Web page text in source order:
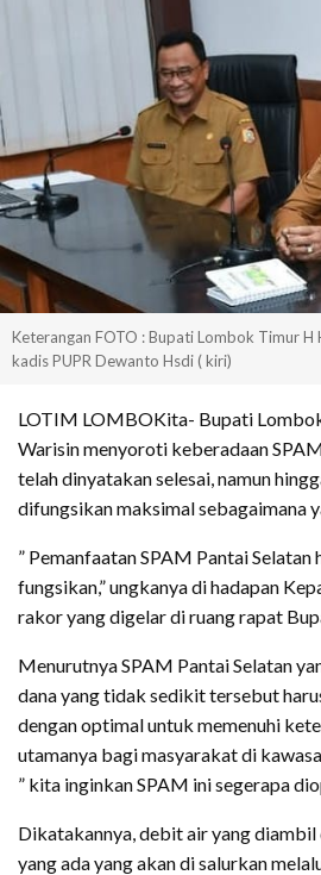
Keterangan FOTO : Bupati Lombok Timur H
kadis PUPR Dewanto Hsdi ( kiri)
LOTIM LOMBOKita- Bupati
Warisin menyoroti keberadaan
telah dinyatakan selesai, namun
difungsikan maksimal sebagaimana
” Pemanfaatan SPAM Pantai Selatan
fungsikan,” ungkanya di hadapan
rakor yang digelar di ruang rapat
Menurutnya SPAM Pantai Selatan
dana yang tidak sedikit tersebut
dengan optimal untuk memenuhi
utamanya bagi masyarakat di
” kita inginkan SPAM ini segerapa
Dikatakannya, debit air yang
yang ada yang akan di salurkan